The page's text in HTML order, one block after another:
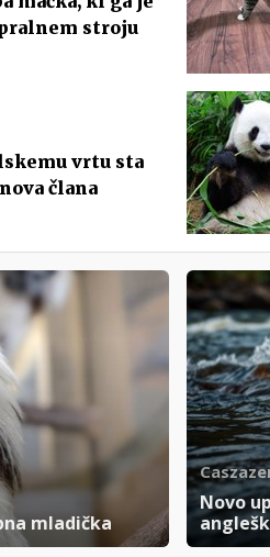
stroju
vrtu sta
člana
mladička
Novo